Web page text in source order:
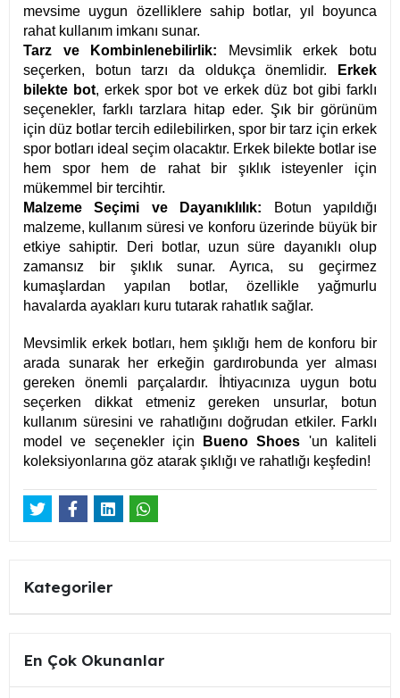
mevsime uygun özelliklere sahip botlar, yıl boyunca
rahat kullanım imkanı sunar.
Tarz ve Kombinlenebilirlik:
Mevsimlik erkek botu
seçerken, botun tarzı da oldukça önemlidir.
Erkek
bilekte bot, erkek spor bot ve erkek düz bot gibi farklı
seçenekler, farklı tarzlara hitap eder. Şık bir görünüm
için düz botlar tercih edilebilirken, spor bir tarz için erkek
spor botları ideal seçim olacaktır. Erkek bilekte botlar ise
hem spor hem de rahat bir şıklık isteyenler için
mükemmel bir tercihtir.
Malzeme Seçimi ve Dayanıklılık:
Botun yapıldığı
malzeme, kullanım süresi ve konforu üzerinde büyük bir
etkiye sahiptir. Deri botlar, uzun süre dayanıklı olup
zamansız bir şıklık sunar. Ayrıca, su geçirmez
kumaşlardan yapılan botlar, özellikle yağmurlu
havalarda ayakları kuru tutarak rahatlık sağlar.
Mevsimlik erkek botları, hem şıklığı hem de konforu bir
arada sunarak her erkeğin gardırobunda yer alması
gereken önemli parçalardır. İhtiyacınıza uygun botu
seçerken dikkat etmeniz gereken unsurlar, botun
kullanım süresini ve rahatlığını doğrudan etkiler. Farklı
model ve seçenekler için
Bueno Shoes 'un kaliteli
koleksiyonlarına göz atarak şıklığı ve rahatlığı keşfedin!
Kategoriler
En Çok Okunanlar